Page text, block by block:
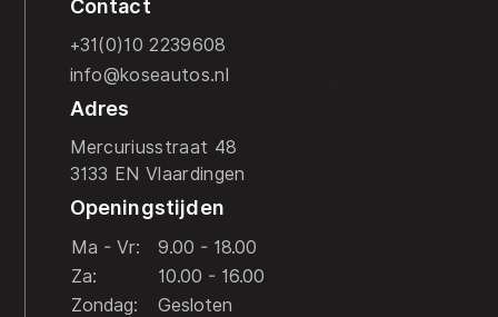
Contact
+31(0)10 2239608
info@koseautos.nl
Adres
Mercuriusstraat 48
3133 EN Vlaardingen
Openingstijden
Ma - Vr:
9.00 - 18.00
Za:
10.00 - 16.00
Zondag:
Gesloten